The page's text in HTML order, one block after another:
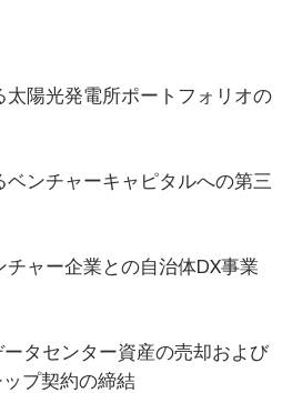
太陽光発電所ポートフォリオの
ンチャーキャピタルへの第三
チャー企業との自治体DX事業
タセンター資産の売却および
プ契約の締結